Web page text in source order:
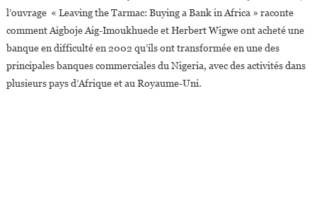
l’ouvrage « Leaving the Tarmac: Buying a Bank in Africa » raconte
comment Aigboje Aig-Imoukhuede et Herbert Wigwe ont acheté une
banque en difficulté en 2002 qu’ils ont transformée en une des
principales banques commerciales du Nigeria, avec des activités dans
plusieurs pays d’Afrique et au Royaume-Uni.